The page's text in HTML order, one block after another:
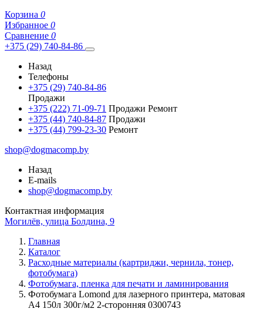
Корзина 0
Избранное 0
Сравнение 0
+375 (29) 740-84-86
Назад
Телефоны
+375 (29) 740-84-86
Продажи
+375 (222) 71-09-71 Продажи Ремонт
+375 (44) 740-84-87 Продажи
+375 (44) 799-23-30 Ремонт
shop@dogmacomp.by
Назад
E-mails
shop@dogmacomp.by
Контактная информация
Могилёв, улица Болдина, 9
Главная
Каталог
Расходные материалы (картриджи, чернила, тонер,
фотобумага)
Фотобумага, пленка для печати и ламинирования
Фотобумага Lomond для лазерного принтера, матовая
А4 150л 300г/м2 2-сторонняя 0300743